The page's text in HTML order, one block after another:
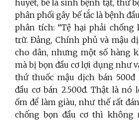
huyết, bế là sinh bệnh tật, thứ
phân phối gây bế tắc là bệnh
phân tích: “Tệ hại phải chống
trữ. Đảng, Chính phủ và mậu
cho dân, nhưng một số hàng
mà bị bọn đầu cơ lợi dụng như
thứ thuốc mậu dịch bán
đầu cơ bán 2.500đ. Thật là nó
ốm để làm giàu, như thế rất
chống bọn đầu cơ thì không